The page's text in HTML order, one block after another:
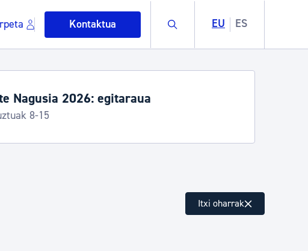
Kontaktua Buscar EU ES
hondakinak eta ingurumena
zerbitzua etenda Irun eta Hernani
25etik irailaren 6ra
Itxi oharrak